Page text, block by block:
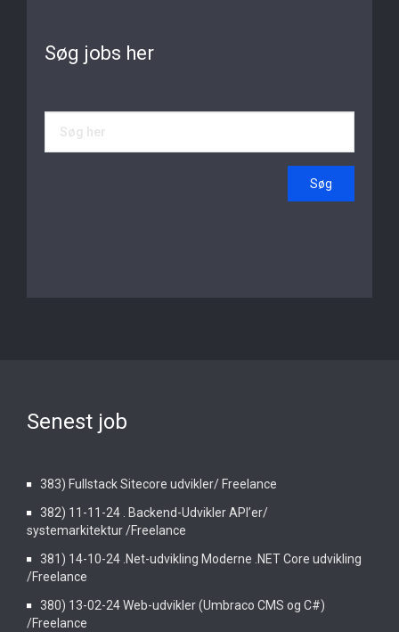
Søg jobs her
Senest job
383) Fullstack Sitecore udvikler/ Freelance
382) 11-11-24 . Backend-Udvikler API’er/
systemarkitektur /Freelance
381) 14-10-24 .Net-udvikling Moderne .NET Core udvikling
/Freelance
380) 13-02-24 Web-udvikler (Umbraco CMS og C#)
/Freelance